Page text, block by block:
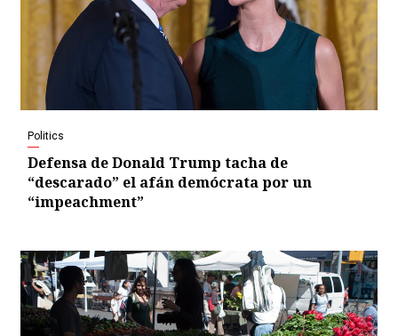
Politics
Defensa de Donald Trump tacha de
“descarado” el afán demócrata por un
“impeachment”